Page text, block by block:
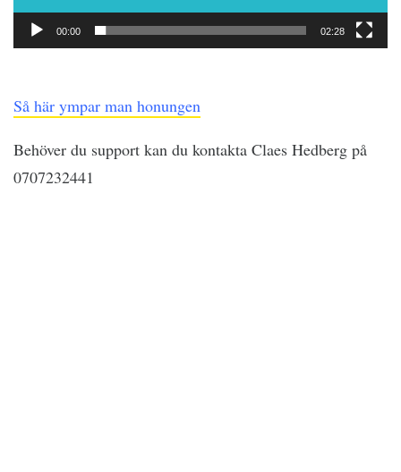
00:00 02:28
Så här ympar man honungen
Behöver du support kan du kontakta Claes Hedberg på
0707232441